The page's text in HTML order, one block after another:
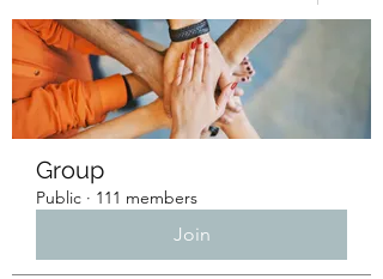
Group
Public · 111 members
Join